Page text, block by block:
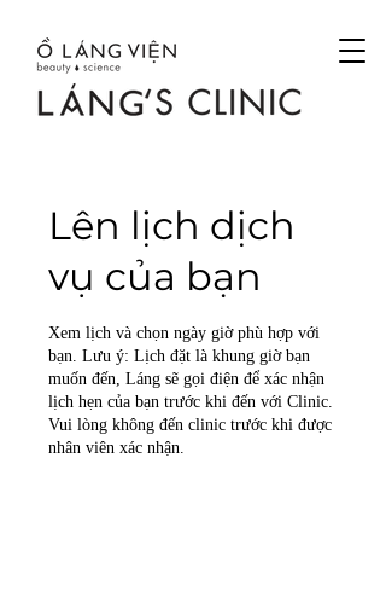
Lên lịch dịch
vụ của bạn
Xem lịch và chọn ngày giờ phù hợp với
bạn. Lưu ý: Lịch đặt là khung giờ bạn
muốn đến, Láng sẽ gọi điện để xác nhận
lịch hẹn của bạn trước khi đến với Clinic.
Vui lòng không đến clinic trước khi được
nhân viên xác nhận.